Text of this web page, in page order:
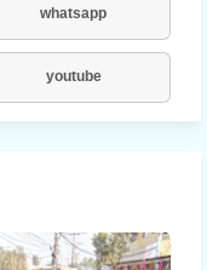
whatsapp
youtube